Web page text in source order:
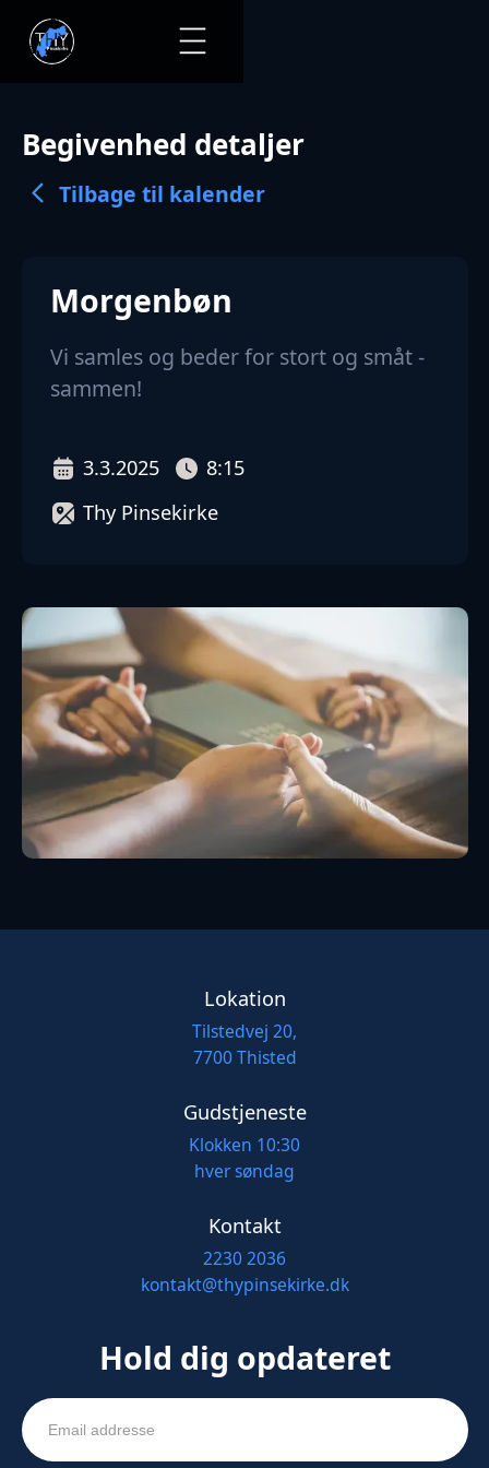
Begivenhed detaljer
Tilbage til kalender
Morgenbøn
Vi samles og beder for stort og småt -
sammen!
3.3.2025
8:15
Thy Pinsekirke
Hold dig opdateret
Lokation
Tilstedvej 20,
7700 Thisted
Gudstjeneste
Klokken 10:30
hver søndag
Kontakt
2230 2036
kontakt@thypinsekirke.dk